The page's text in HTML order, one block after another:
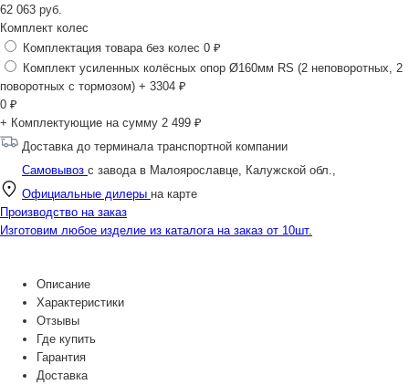
62 063 руб.
Комплект колес
Комплектация товара без колес 0 ₽
Комплект усиленных колёсных опор Ø160мм RS (2 неповоротных, 2
поворотных с тормозом) + 3304 ₽
0 ₽
+ Комплектующие на сумму 2 499 ₽
Доставка до терминала транспортной компании
Самовывоз с завода в Малоярославце, Калужской обл.,
Официальные дилеры на карте
Производство на заказ
Изготовим любое изделие из каталога на заказ от 10шт.
Описание
Характеристики
Отзывы
Где купить
Гарантия
Доставка